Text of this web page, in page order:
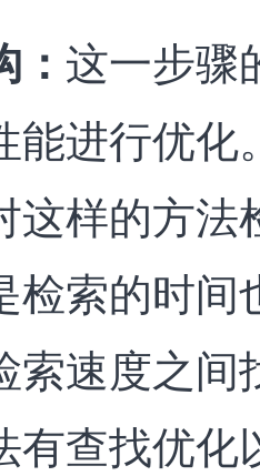
这一步骤
能进行优化
这样的方法
检索的时
索速度之间
有查找优